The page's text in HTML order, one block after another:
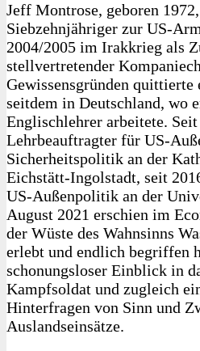
Jeff Montrose, geboren
Siebzehnjähriger zur US-
2004/2005 im Irakkrieg als
stellvertretender
Gewissensgründen quittierte
seitdem in Deutschland, wo
Englischlehrer arbeitete.
Lehrbeauftragter für US-
Sicherheitspolitik an der
Eichstätt-Ingolstadt, seit
US-Außenpolitik an der
August 2021 erschien im
der Wüste des Wahnsinns
erlebt und endlich begriffen
schonungsloser Einblick in
Kampfsoldat und zugleich
Hinterfragen von Sinn und
Auslandseinsätze.